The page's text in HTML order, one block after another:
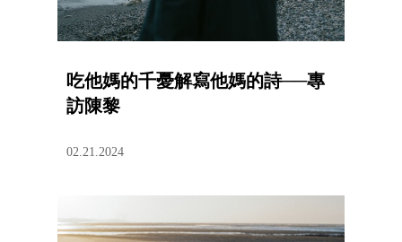
吃他媽的千憂解寫他媽的詩──專
訪陳黎
02.21.2024